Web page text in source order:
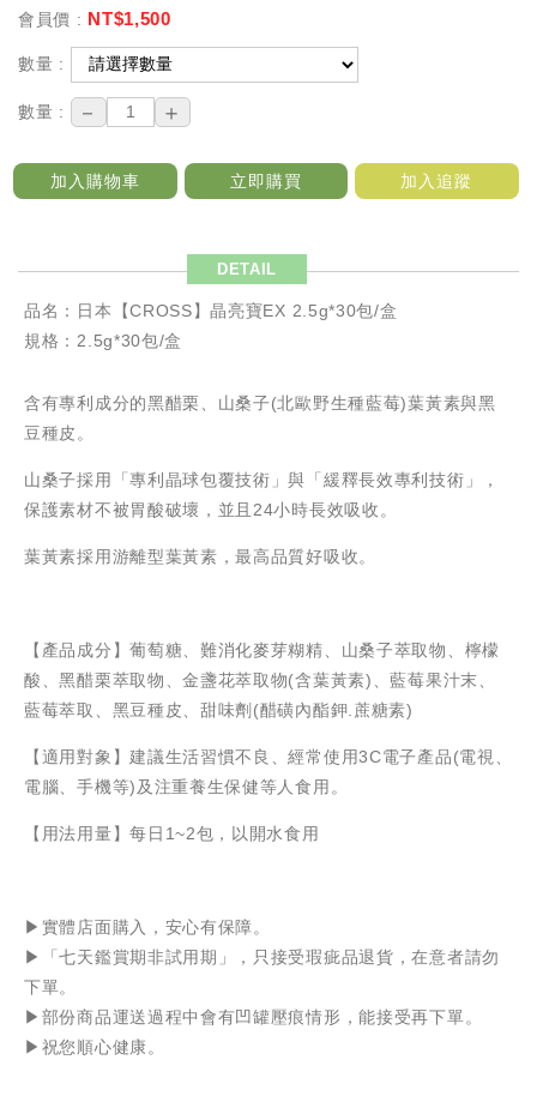
會員價 : NT$1,500
數量 :
數量 : － ＋
加入購物車 立即購買 加入追蹤
DETAIL
品名：日本【CROSS】晶亮寶EX 2.5g*30包/盒
規格：2.5g*30包/盒
含有專利成分的黑醋栗、山桑子(北歐野生種藍莓)葉黃素與黑
豆種皮。
山桑子採用「專利晶球包覆技術」與「緩釋長效專利技術」，
保護素材不被胃酸破壞，並且24小時長效吸收。
葉黃素採用游離型葉黃素，最高品質好吸收。
【產品成分】葡萄糖、難消化麥芽糊精、山桑子萃取物、檸檬
酸、黑醋栗萃取物、金盞花萃取物(含葉黃素)、藍莓果汁末、
藍莓萃取、黑豆種皮、甜味劑(醋磺內酯鉀.蔗糖素)
【適用對象】建議生活習慣不良、經常使用3C電子產品(電視、
電腦、手機等)及注重養生保健等人食用。
【用法用量】每日1~2包，以開水食用
▶️實體店面購入，安心有保障。
▶️「七天鑑賞期非試用期」，只接受瑕疵品退貨，在意者請勿
下單。
▶️部份商品運送過程中會有凹罐壓痕情形，能接受再下單。
▶️祝您順心健康。